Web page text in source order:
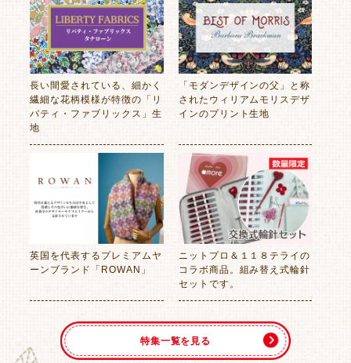
長い間愛されている、細かく
繊細な花柄模様が特徴の「リ
バティ・ファブリックス」生
地
「モダンデザインの父」と称
されたウィリアムモリスデザ
インのプリント生地
英国を代表するプレミアムヤ
ーンブランド「ROWAN」
ニットプロ＆１１８テライの
コラボ商品。組み替え式輪針
セットです。
特集一覧を見る